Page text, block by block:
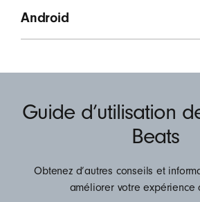
Android
Guide d’utilisation
Beats
Obtenez d’autres conseils et
améliorer votre expérience